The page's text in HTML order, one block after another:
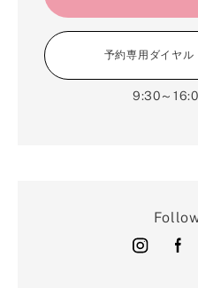
予約専用ダイヤル
9:30～